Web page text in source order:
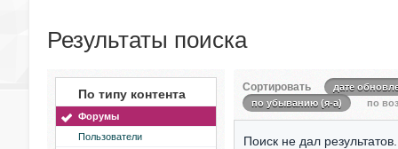
Результаты поиска
По типу контента
Форумы
Пользователи
Сортировать
дате
по убыванию (я-а)
по
Поиск не дал результатов.